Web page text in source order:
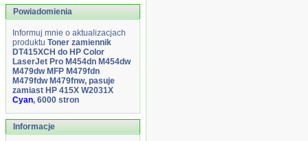
Powiadomienia
Informuj mnie o aktualizacjach
produktu Toner zamiennik
DT415XCH do HP Color
LaserJet Pro M454dn M454dw
M479dw MFP M479fdn
M479fdw M479fnw, pasuje
zamiast HP 415X W2031X
Cyan, 6000 stron
Informacje